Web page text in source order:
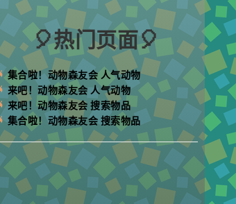
🎈热门页面🎈
集合啦！动物森友会 人气动物
来吧！动物森友会 人气动物
来吧！动物森友会 搜索物品
集合啦！动物森友会 搜索物品